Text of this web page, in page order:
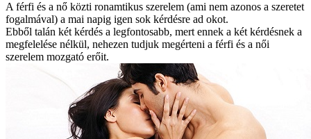
A férfi és a nő közti ronamtikus szerelem (ami nem azonos a szeretet
fogalmával) a mai napig igen sok kérdésre ad okot.
Ebből talán két kérdés a legfontosabb, mert ennek a két kérdésnek a
megfelelése nélkül, nehezen tudjuk megérteni a férfi és a női
szerelem mozgató erőit.